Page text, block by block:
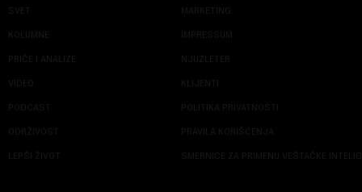
SVET
KOLUMNE
PRIČE I ANALIZE
VIDEO
PODCAST
ODRŽIVOST
LEPŠI ŽIVOT
MARKETING
IMPRESSUM
NJUZLETER
KLIJENTI
POLITIKA PRIVATNOSTI
PRAVILA KORIŠĆENJA
SMERNICE ZA PRIMENU VEŠTAČKE